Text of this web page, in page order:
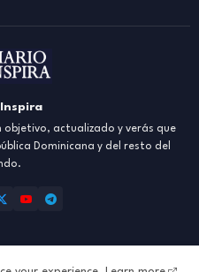
objetivo, actualizado y verás que
Dominicana y del resto del